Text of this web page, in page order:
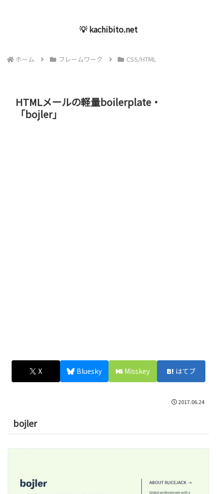
💡 kachibito.net
ホーム フレームワーク CSS/HTML
HTMLメールの軽量boilerplate・
「bojler」
X Bluesky Misskey はてブ
2017.06.24
bojler